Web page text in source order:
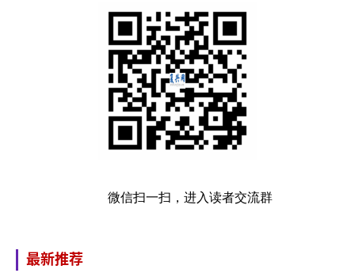
微信扫一扫，进入读者交流群
最新推荐